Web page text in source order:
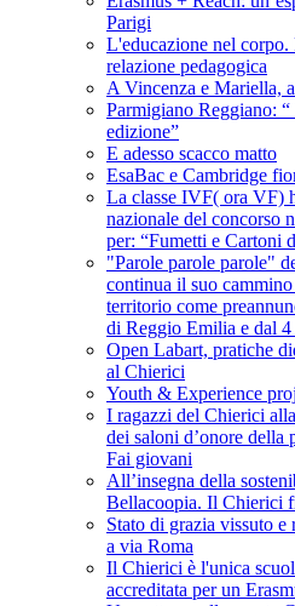
Parigi
L'educazione nel corpo.
relazione pedagogica
A Vincenza e Mariella,
Parmigiano Reggiano: “
edizione”
E adesso scacco matto
EsaBac e Cambridge
La classe IVF( ora VF)
nazionale del concorso
per: “Fumetti e Cartoni
"Parole parole parole"
continua il suo
territorio come
di Reggio Emilia e dal
Open Labart, pratiche
al Chierici
Youth & Experience
I ragazzi del Chierici
dei saloni d’onore della
Fai giovani
All’insegna della
Bellacoopia. Il Chierici
Stato di grazia vissuto
a via Roma
Il Chierici è l'unica
accreditata per un